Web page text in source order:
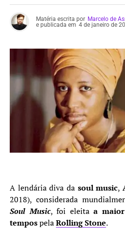
Matéria escrita por Marcelo de
e publicada em 4 de janeiro de
A lendária diva dasoul music,
2018), considerada
Soul Music, foi eleitaa
tempospelaRolling Stone.